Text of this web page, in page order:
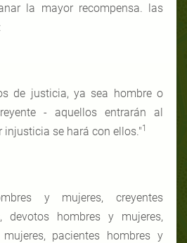
la mayor recompensa. las
de justicia, ya sea hombre o
- aquellos entrarán al
injusticia se hará con ellos."1
y mujeres, creyentes
devotos hombres y mujeres,
pacientes hombres y